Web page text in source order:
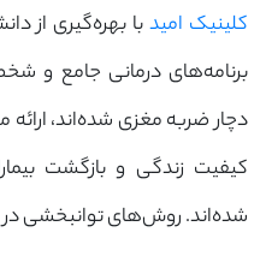
کلینیک امیدبا بهره‌گیری از
برنامه‌های درمانی جامع و
دچار ضربه مغزی شده‌اند،
کیفیت زندگی و بازگشت
شده‌اند. روش‌های توانبخشی در